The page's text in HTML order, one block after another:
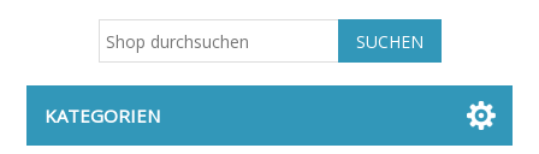
KATEGORIEN